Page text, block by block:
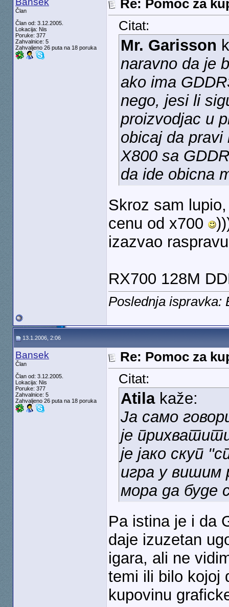
Član
Član od: 3.12.2005.
Lokacija: Nis
Poruke: 377
Zahvalnice: 5
Zahvaljeno 26 puta na 18 poruka
Re: Pomoc za
Citat:
Mr. Garisson
naravno da je
ako ima
nego, jesi li
proizvodjac u
obicaj da pravi
X800 sa
da ide obicna
Skroz sam
cenu od x700
izazvao
RX700 128M
Poslednja ispravka:
13.1.2006, 2:06
Bansek
Član
Član od: 3.12.2005.
Lokacija: Nis
Poruke: 377
Zahvalnice: 5
Zahvaljeno 26 puta na 18 poruka
Re: Pomoc za
Citat:
Atilakaže:
Ја само
је
је јако скуп
игра у вишим
мора да буде
Pa istina je i da
daje izuzetan
igara, ali ne
temi ili bilo kojoj
kupovinu